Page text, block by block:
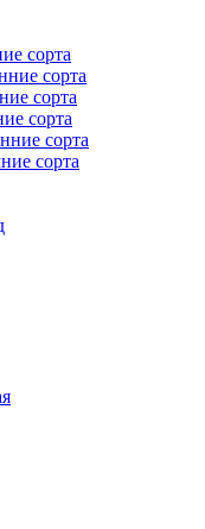
сорта
сорта
сорта
сорта
сорта
сорта